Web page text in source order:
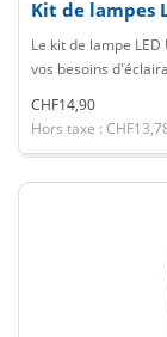
Kit de lampes
Le kit de lampe
vos besoins
CHF14,90
Hors taxe :